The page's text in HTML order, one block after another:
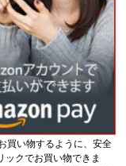
買い物するように、安全
ックでお買い物できま